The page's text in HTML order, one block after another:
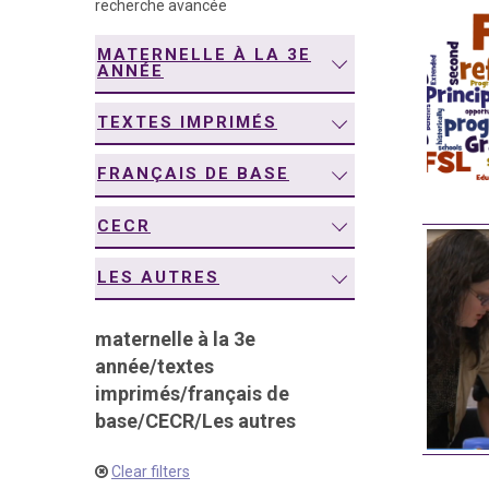
recherche avancée
MATERNELLE À LA 3E
ANNÉE
TEXTES IMPRIMÉS
FRANÇAIS DE BASE
CECR
LES AUTRES
maternelle à la 3e
année/textes
imprimés/français de
base/CECR/Les autres
Clear filters